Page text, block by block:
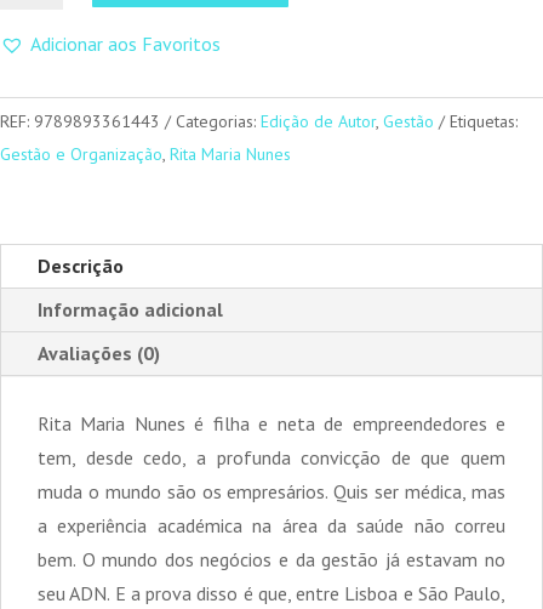
Pensa
Transforma
o
Adicionar aos Favoritos
REF: 9789893361443 Categorias: Edição de Autor, Gestão
Etiquetas:
Gestão e Organização, Rita Maria Nunes
Descrição
Informação adicional
Avaliações (0)
Rita Maria Nunes é filha e neta de empreendedores e
tem, desde cedo, a profunda convicção de que quem
muda o mundo são os empresários. Quis ser médica, mas
a experiência académica na área da saúde não correu
bem. O mundo dos negócios e da gestão já estavam no
seu ADN. E a prova disso é que, entre Lisboa e São Paulo,